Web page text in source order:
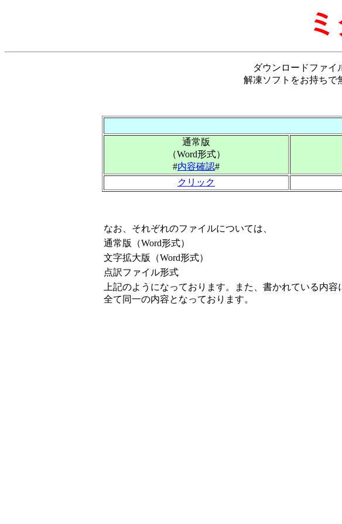
ダウンロードファイ
解凍ソフトをお持ちで
通常版
（Word形式）
#内容確認#
クリック
なお、それぞれのファイルについては、
通常版（Word形式）
文字拡大版（Word形式）
点訳ファイル形式
上記のようになっております。また、書かれている内容
全て同一の内容となっております。